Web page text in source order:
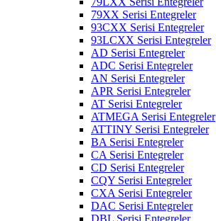
79XX Serisi Entegreler
93CXX Serisi Entegreler
93LCXX Serisi Entegreler
AD Serisi Entegreler
ADC Serisi Entegreler
AN Serisi Entegreler
APR Serisi Entegreler
AT Serisi Entegreler
ATMEGA Serisi Entegreler
ATTINY Serisi Entegreler
BA Serisi Entegreler
CA Serisi Entegreler
CD Serisi Entegreler
CQY Serisi Entegreler
CXA Serisi Entegreler
DAC Serisi Entegreler
DBL Serisi Entegreler